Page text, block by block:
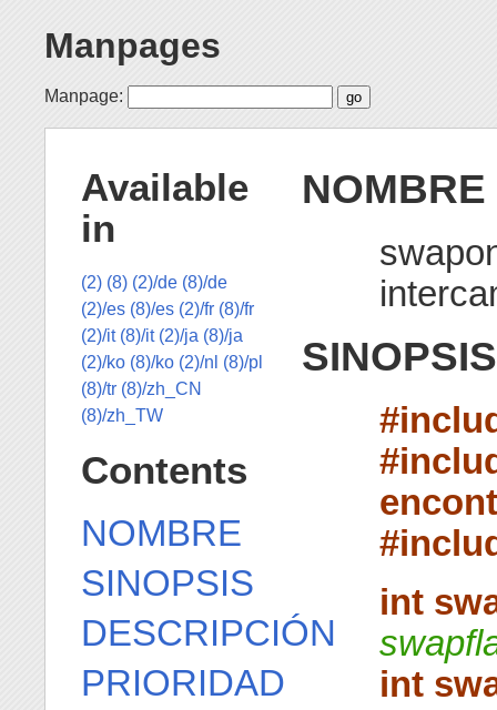
Manpages
Manpage:
NOMBRE
SINOPSIS
int
int
Available
in
(2) (8) (2)/de (8)/de
(2)/es (8)/es (2)/fr (8)/fr
(2)/it (8)/it (2)/ja (8)/ja
(2)/ko (8)/ko (2)/nl (8)/pl
(8)/tr (8)/zh_CN
(8)/zh_TW
Contents
NOMBRE
SINOPSIS
DESCRIPCIÓN
PRIORIDAD